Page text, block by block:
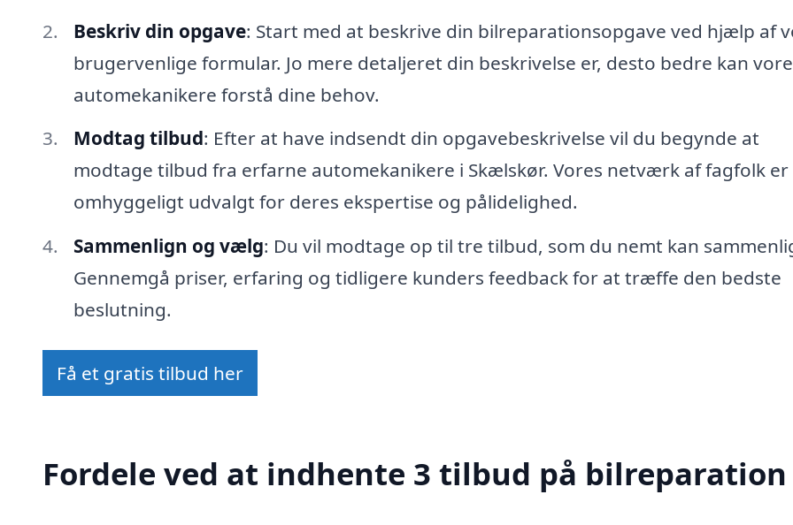
Beskriv din opgave: Start med at beskrive din bilreparationsopgave ved hjælp af
brugervenlige formular. Jo mere detaljeret din beskrivelse er, desto bedre kan
automekanikere forstå dine behov.
Modtag tilbud: Efter at have indsendt din opgavebeskrivelse vil du begynde at
modtage tilbud fra erfarne automekanikere i Skælskør. Vores netværk af fagfolk er
omhyggeligt udvalgt for deres ekspertise og pålidelighed.
Sammenlign og vælg: Du vil modtage op til tre tilbud, som du nemt kan
Gennemgå priser, erfaring og tidligere kunders feedback for at træffe den bedste
beslutning.
Få et gratis tilbud her
Fordele ved at indhente 3 tilbud på bilreparation